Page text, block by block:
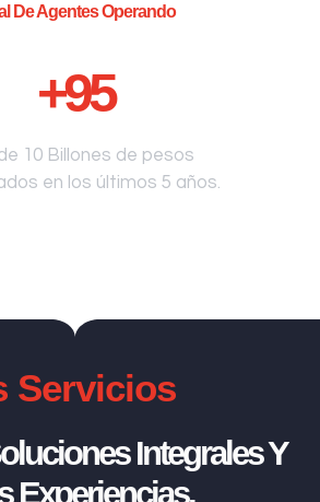
De Agentes Operando
+95
10 Billones de pesos
en los últimos 5 años.
Servicios
Integrales Y
Experiencias.